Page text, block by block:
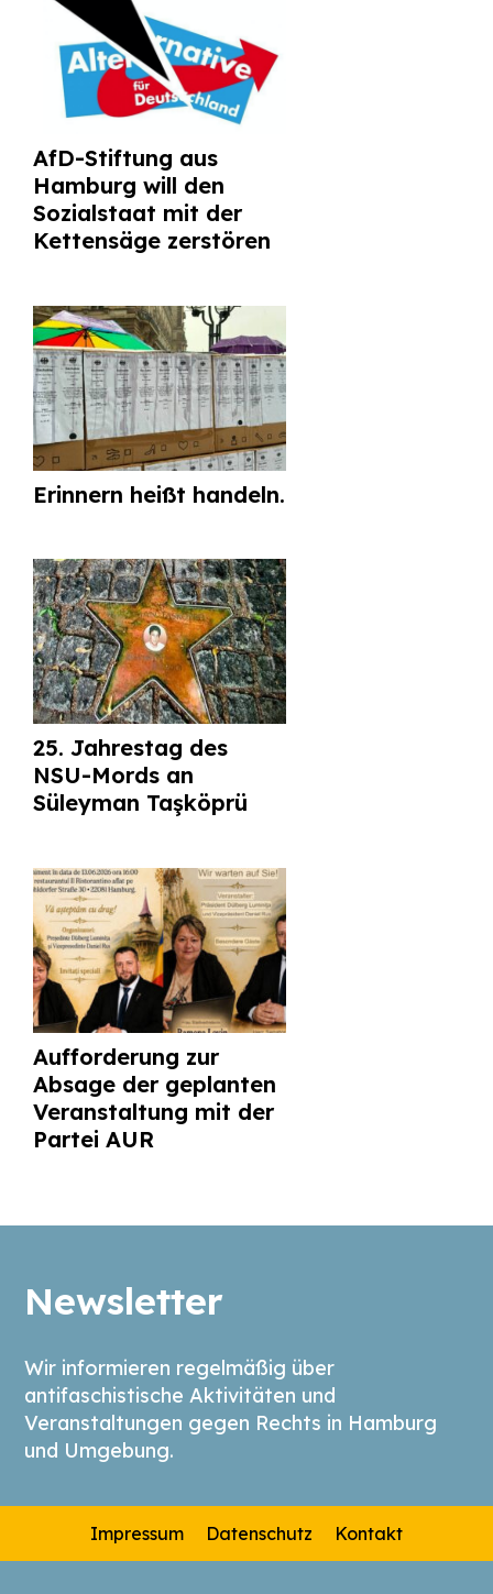
AfD-Stiftung aus
Hamburg will den
Sozialstaat mit der
Kettensäge zerstören
Erinnern heißt handeln.
25. Jahrestag des
NSU-Mords an
Süleyman Taşköprü
Aufforderung zur
Absage der geplanten
Veranstaltung mit der
Partei AUR
Newsletter
Wir informieren regelmäßig über
antifaschistische Aktivitäten und
Veranstaltungen gegen Rechts in Hamburg
und Umgebung.
Impressum Datenschutz Kontakt